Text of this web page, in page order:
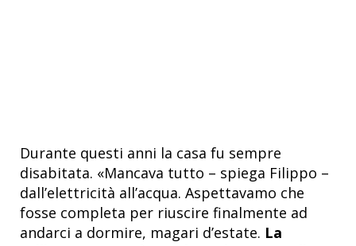
Durante questi anni la casa fu sempre
disabitata. «Mancava tutto – spiega Filippo –
dall’elettricità all’acqua. Aspettavamo che
fosse completa per riuscire finalmente ad
andarci a dormire, magari d’estate. La